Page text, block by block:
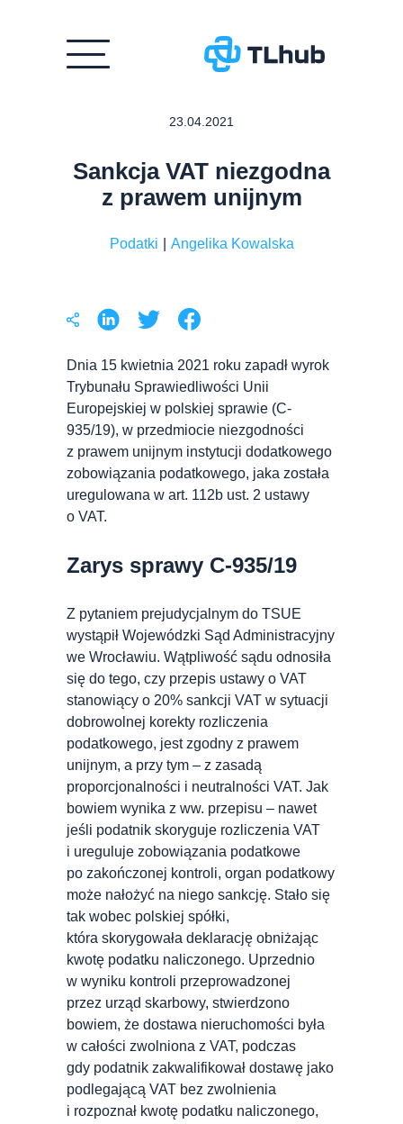
23.04.2021
Sankcja VAT niezgodna
z prawem unijnym
Podatki Angelika Kowalska
Dnia 15 kwietnia 2021 roku zapadł wyrok
Trybunału Sprawiedliwości Unii
Europejskiej w polskiej sprawie (C-
935/19), w przedmiocie niezgodności
z prawem unijnym instytucji dodatkowego
zobowiązania podatkowego, jaka została
uregulowana w art. 112b ust. 2 ustawy
o VAT.
Zarys sprawy C-935/19
Z pytaniem prejudycjalnym do TSUE
wystąpił Wojewódzki Sąd Administracyjny
we Wrocławiu. Wątpliwość sądu odnosiła
się do tego, czy przepis ustawy o VAT
stanowiący o 20% sankcji VAT w sytuacji
dobrowolnej korekty rozliczenia
podatkowego, jest zgodny z prawem
unijnym, a przy tym – z zasadą
proporcjonalności i neutralności VAT. Jak
bowiem wynika z ww. przepisu – nawet
jeśli podatnik skoryguje rozliczenia VAT
i ureguluje zobowiązania podatkowe
po zakończonej kontroli, organ podatkowy
może nałożyć na niego sankcję. Stało się
tak wobec polskiej spółki,
która skorygowała deklarację obniżając
kwotę podatku naliczonego. Uprzednio
w wyniku kontroli przeprowadzonej
przez urząd skarbowy, stwierdzono
bowiem, że dostawa nieruchomości była
w całości zwolniona z VAT, podczas
gdy podatnik zakwalifikował dostawę jako
podlegającą VAT bez zwolnienia
i rozpoznał kwotę podatku naliczonego,